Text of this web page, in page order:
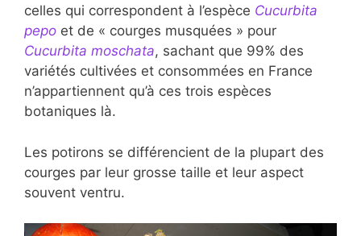
celles qui correspondent à l’espèce Cucurbita
pepo et de « courges musquées » pour
Cucurbita moschata, sachant que 99% des
variétés cultivées et consommées en France
n’appartiennent qu’à ces trois espèces
botaniques là.
Les potirons se différencient de la plupart des
courges par leur grosse taille et leur aspect
souvent ventru.